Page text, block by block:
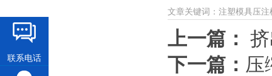
文章关键词：注塑模具压
上一篇：
下一篇： 压
联系电话